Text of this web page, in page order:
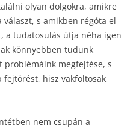
olyan dolgokra, amikre
s amikben régóta el
a tudatosulás útja néha igen
könnyebben tudunk
problémáink megfejtése, s
fejtörést, hisz vakfoltosak
nem csupán a